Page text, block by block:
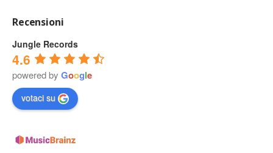
Recensioni
Jungle Records
4.6
powered by Google
votaci su